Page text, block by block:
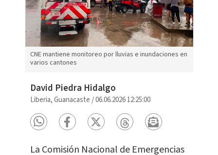
CNE mantiene monitoreo por lluvias e inundaciones en
varios cantones
David Piedra Hidalgo
Liberia, Guanacaste /06.06.2026 12:25:00
La Comisión Nacional de Emergencias